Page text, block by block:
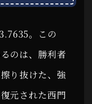
。この
のは、勝利者
り抜けた、強
元された西門